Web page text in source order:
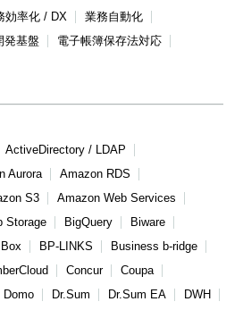
効率化 / DX
業務自動化
発基盤
電子帳簿保存法対応
ActiveDirectory / LDAP
Aurora
Amazon RDS
S3
Amazon Web Services
Storage BigQuery
Biware
Box BP-LINKS
Business b-ridge
Concur
Coupa
Domo Dr.Sum Dr.Sum EA
DWH